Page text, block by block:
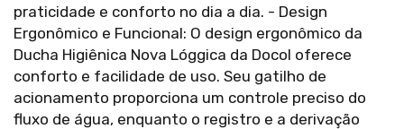
praticidade e conforto no dia a dia. - Design
Ergonômico e Funcional: O design ergonômico da
Ducha Higiênica Nova Lóggica da Docol oferece
conforto e facilidade de uso. Seu gatilho de
acionamento proporciona um controle preciso do
fluxo de água, enquanto o registro e a derivação